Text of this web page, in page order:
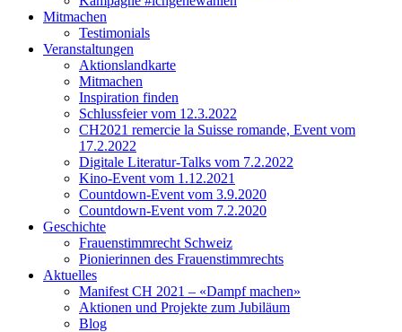
Mitmachen
Testimonials
Veranstaltungen
Aktionslandkarte
Mitmachen
Inspiration finden
Schlussfeier vom 12.3.2022
CH2021 remercie la Suisse romande, Event vom
17.2.2022
Digitale Literatur-Talks vom 7.2.2022
Kino-Event vom 1.12.2021
Countdown-Event vom 3.9.2020
Countdown-Event vom 7.2.2020
Geschichte
Frauenstimmrecht Schweiz
Pionierinnen des Frauenstimmrechts
Aktuelles
Manifest CH 2021 – «Dampf machen»
Aktionen und Projekte zum Jubiläum
Blog